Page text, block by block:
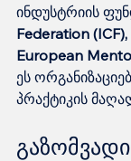
ინდუსტრიის
Federation
European
ეს
პრაქტიკის